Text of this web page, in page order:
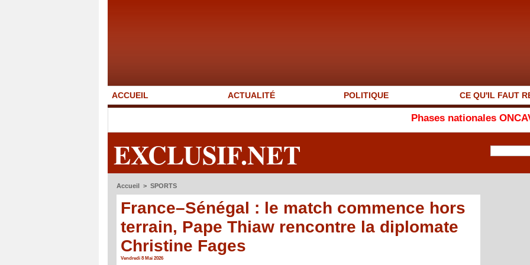
ACCUEIL ACTUALITÉ POLITIQUE CE QU'IL FAUT
Phases nationales ONCAV 2026 :
EXCLUSIF.NET
Accueil > SPORTS
France–Sénégal : le match commence hors
terrain, Pape Thiaw rencontre la diplomate
Christine Fages
Vendredi 8 Mai 2026